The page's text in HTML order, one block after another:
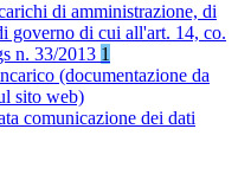
di amministrazione, di
governo di cui all'art. 14, co.
n. 33/2013 1
(documentazione da
sito web)
comunicazione dei dati